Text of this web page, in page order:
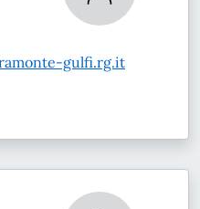
gulfi.rg.it